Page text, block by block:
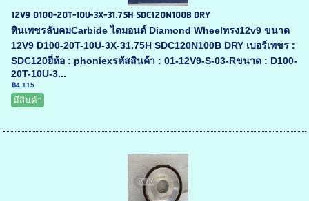
12V9 D100-20T-10U-3X-31.75H SDC120N100B DRY
หินเพชรลับคมCarbide ไดมอนด์ Diamond Wheelทรง12v9 ขนาด
12V9 D100-20T-10U-3X-31.75H SDC120N100B DRY เบอร์เพชร :
SDC120ยี่ห้อ : phoniexรหัสสินค้า : 01-12V9-S-03-Rขนาด : D100-
20T-10U-3...
฿4,115
มีสินค้า